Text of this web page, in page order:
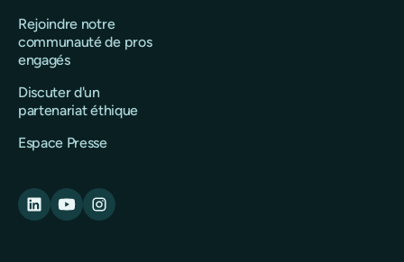
Rejoindre notre
communauté de pros
engagés
Discuter d'un
partenariat éthique
Espace Presse